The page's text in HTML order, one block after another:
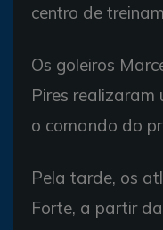
centro de
Os goleiros
Pires realizaram
o comando do
Pela tarde, os
Forte, a partir